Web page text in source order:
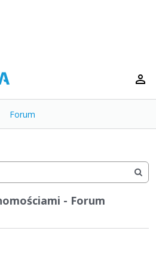
Forum
- Forum